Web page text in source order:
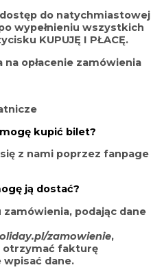
do natychmiastowej
wypełnieniu wszystkich
KUPUJĘ I PŁACĘ.
na opłacenie zamówienia
kupić bilet?
z nami poprzez fanpage
ją dostać?
podając dane
zamowienie,
otrzymać fakturę
wpisać dane.